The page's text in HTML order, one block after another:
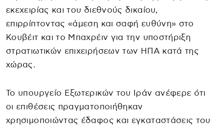
εκεχειρίας και του διεθνούς δικαίου,
επιρρίπτοντας «άμεση και σαφή ευθύνη» στο
Κουβέιτ και το Μπαχρέιν για την υποστήριξη
στρατιωτικών επιχειρήσεων των ΗΠΑ κατά της
χώρας.
Το υπουργείο Εξωτερικών του Ιράν ανέφερε ότι
οι επιθέσεις πραγματοποιήθηκαν
χρησιμοποιώντας έδαφος και εγκαταστάσεις του